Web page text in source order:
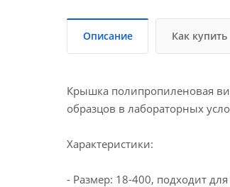
Описание Как купить
Крышка полипропиленовая
образцов в лабораторных
Характеристики:
- Размер: 18-400, подходит